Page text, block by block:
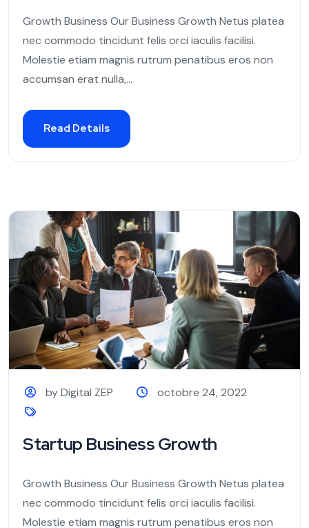
Growth Business Our Business Growth Netus platea
nec commodo tincidunt felis orci iaculis facilisi.
Molestie etiam magnis rutrum penatibus eros non
accumsan erat nulla,...
Read Details
by Digital ZEP octobre 24, 2022
Startup Business Growth
Growth Business Our Business Growth Netus platea
nec commodo tincidunt felis orci iaculis facilisi.
Molestie etiam magnis rutrum penatibus eros non